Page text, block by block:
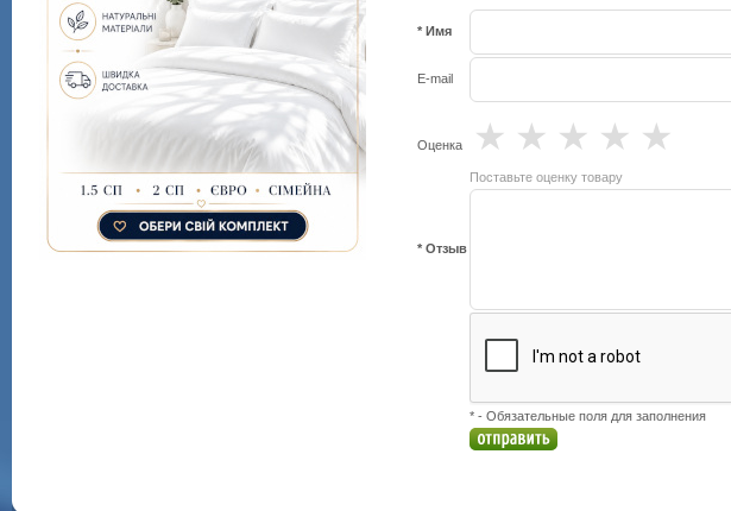
* Имя
E-mail
Оценка ★
★
★
★
★
Поставьте оценку товару
* Отзыв
* - Обязательные поля для заполнения